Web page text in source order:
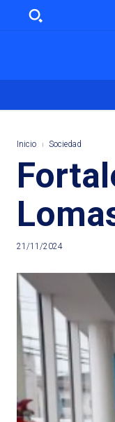
Inicio Sociedad
21/11/2024